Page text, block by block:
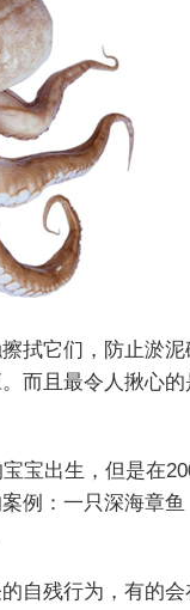
拭它们，防止淤泥
而且最令人揪心
宝出生，但是在
例：一只深海章鱼
自残行为，有的